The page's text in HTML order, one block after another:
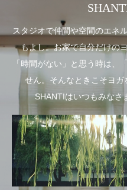
スタジオで仲間や空間のエネ
もよし。お家で自分だけの
「時間がない」と思う時は、
せん。そんなときこそヨガ
SHANTIはいつもみなさ